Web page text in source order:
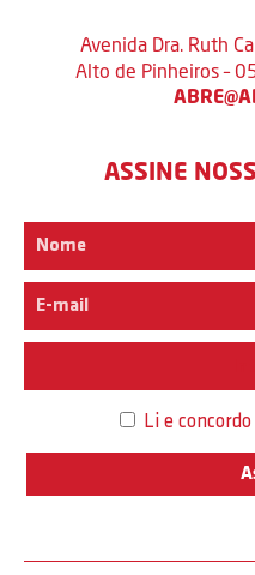
Avenida Dra. Ruth
Alto de Pinheiros –
ASSINE
Li e